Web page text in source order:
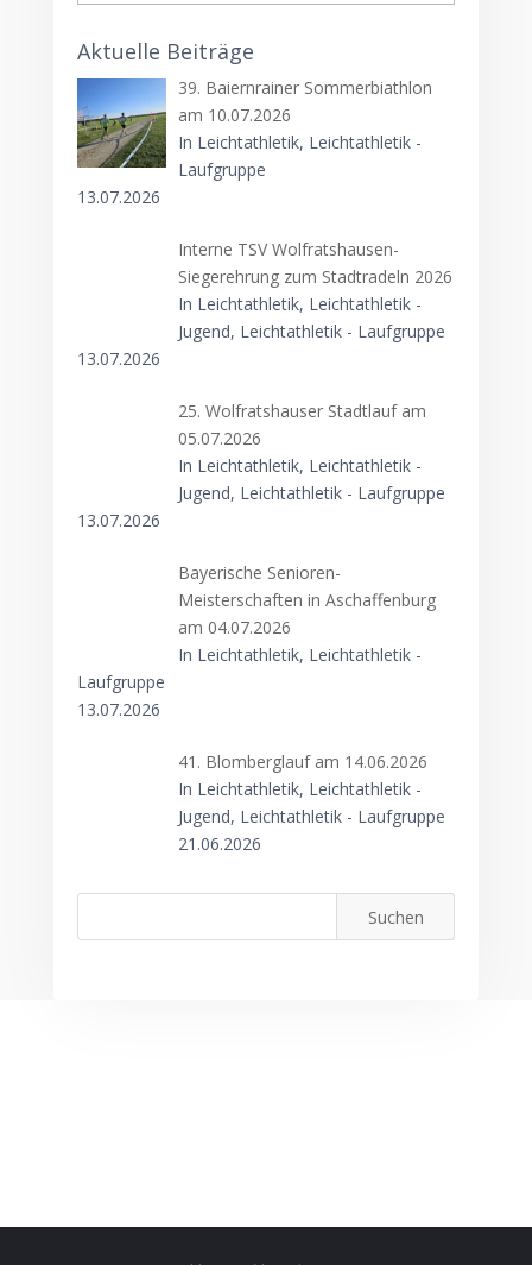
Aktuelle Beiträge
39. Baiernrainer Sommerbiathlon
am 10.07.2026
In Leichtathletik, Leichtathletik -
Laufgruppe
13.07.2026
Interne TSV Wolfratshausen-
Siegerehrung zum Stadtradeln 2026
In Leichtathletik, Leichtathletik -
Jugend, Leichtathletik - Laufgruppe
13.07.2026
25. Wolfratshauser Stadtlauf am
05.07.2026
In Leichtathletik, Leichtathletik -
Jugend, Leichtathletik - Laufgruppe
13.07.2026
Bayerische Senioren-
Meisterschaften in Aschaffenburg
am 04.07.2026
In Leichtathletik, Leichtathletik -
Laufgruppe
13.07.2026
41. Blomberglauf am 14.06.2026
In Leichtathletik, Leichtathletik -
Jugend, Leichtathletik - Laufgruppe
21.06.2026